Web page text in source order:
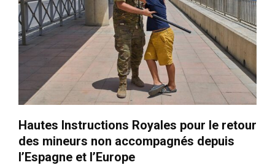
Hautes Instructions Royales pour le retour
des mineurs non accompagnés depuis
l’Espagne et l’Europe